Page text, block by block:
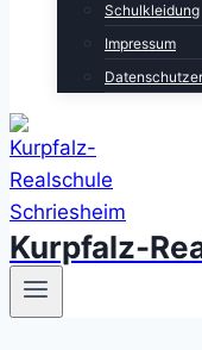
Schulkleidung
Impressum
Kurpfalz-